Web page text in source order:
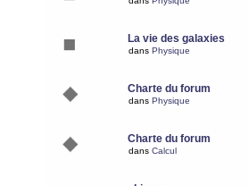
La vie des galaxies
dans Physique
Charte du forum
dans Physique
Charte du forum
dans Calcul